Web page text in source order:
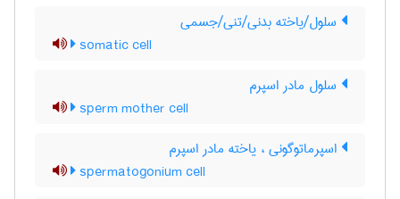
سلول/یاخته بدنی/تنی/جسمی
somatic cell
سلول مادر اسپرم
sperm mother cell
اسپرماتوگونی ، یاخته مادر اسپرم
spermatogonium cell